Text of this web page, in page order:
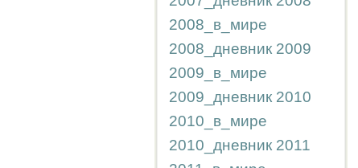
2008_в_мире
2008_дневник 2009
2009_в_мире
2009_дневник 2010
2010_в_мире
2010_дневник 2011